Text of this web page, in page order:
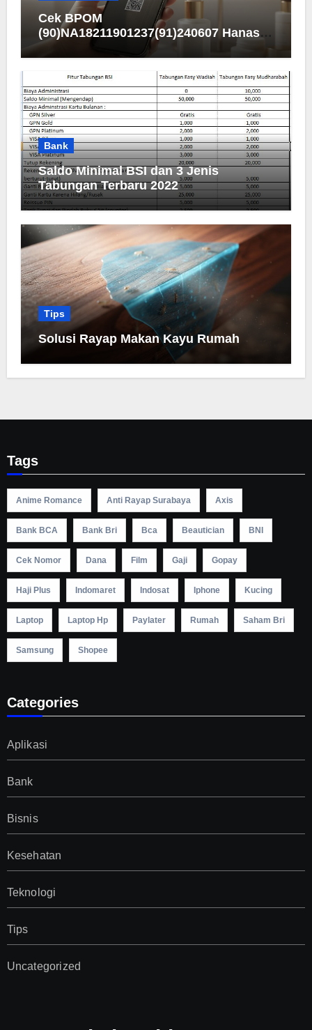
Cek BPOM
(90)NA18211901237(91)240607 Hanasui
Men Bright Active Serum
Bank
Saldo Minimal BSI dan 3 Jenis
Tabungan Terbaru 2022
Tips
Solusi Rayap Makan Kayu Rumah
Tags
Anime Romance Anti Rayap Surabaya Axis
Bank BCA Bank Bri Bca Beautician BNI
Cek Nomor Dana Film Gaji Gopay
Haji Plus Indomaret Indosat Iphone Kucing
Laptop Laptop Hp Paylater Rumah Saham Bri
Samsung Shopee
Categories
Aplikasi
Bank
Bisnis
Kesehatan
Teknologi
Tips
Uncategorized